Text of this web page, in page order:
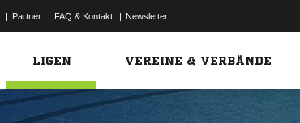
| Partner | FAQ & Kontakt | Newsletter
LIGEN VEREINE & VERBÄNDE